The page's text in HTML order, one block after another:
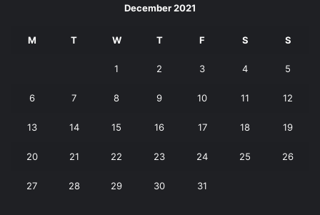
December 2021
M T W T F S S
1 2 3 4 5
6 7 8 9 10 11 12
13 14 15 16 17 18 19
20 21 22 23 24 25 26
27 28 29 30 31